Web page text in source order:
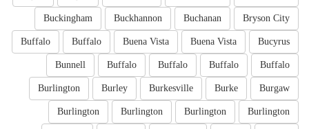
Bryson City
Buchanan
Buckhannon
Buckingham
Bucyrus
Buena Vista
Buena Vista
Buffalo
Buffalo
Buffalo
Buffalo
Buffalo
Buffalo
Bunnell
Burgaw
Burke
Burkesville
Burley
Burlington
Burlington
Burlington
Burlington
Burlington